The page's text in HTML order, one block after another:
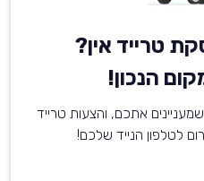
טרייד אין?
הנכון!
אתכם, והצעות טרייד
לטלפון הנייד שלכם!